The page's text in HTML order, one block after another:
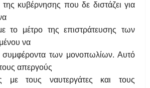
της κυβέρνησης που δε διστάζει για
το μέτρο της επιστράτευσης των
να
συμφέροντα των μονοπωλίων. Αυτό
απεργούς
τους ναυτεργάτες και τους